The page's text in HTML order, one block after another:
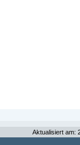
Aktualisiert am: